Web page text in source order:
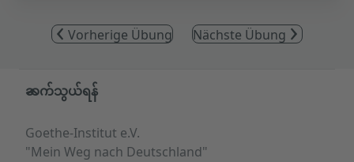
Vorherige Übung Nächste Übung
Service- und Informationsbereich
ဆက်သွယ်ရန်
Goethe-Institut e.V.
"Mein Weg nach Deutschland"